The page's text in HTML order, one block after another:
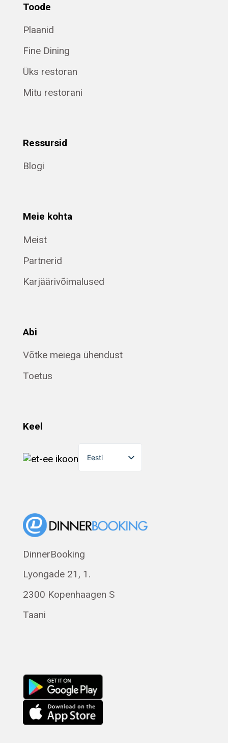
Toode
Plaanid
Fine Dining
Üks restoran
Mitu restorani
Ressursid
Blogi
Meie kohta
Meist
Partnerid
Karjäärivõimalused
Abi
Võtke meiega ühendust
Toetus
Keel
Eesti
Norsk bokmål
Français
Română
DinnerBooking
Lyongade 21, 1.
2300 Kopenhaagen S
Taani